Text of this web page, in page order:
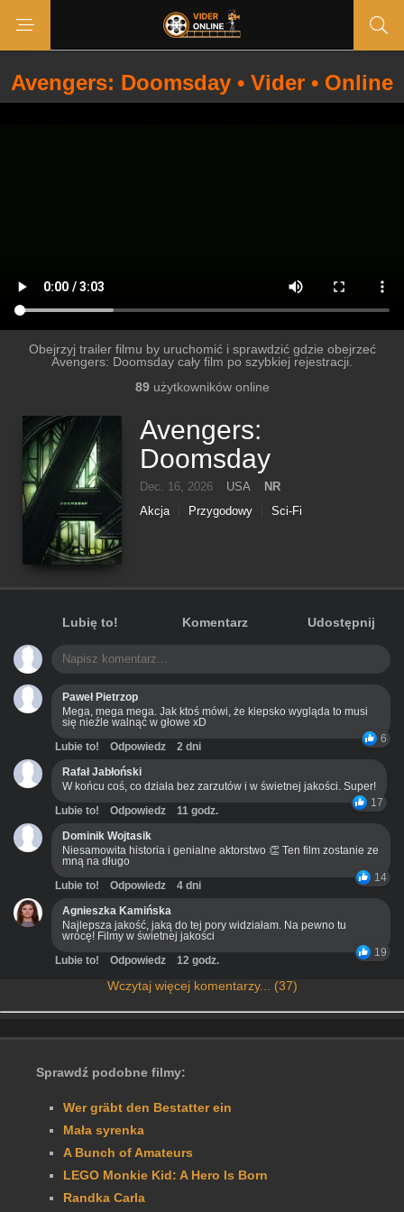
Avengers: Doomsday • Vider • Online
Obejrzyj trailer filmu by uruchomić i sprawdzić gdzie obejrzeć
Avengers: Doomsday cały film po szybkiej rejestracji.
89użytkowników online
Avengers:
Doomsday
Dec. 16, 2026 USA
NR
Akcja
Przygodowy Sci-Fi
Lubię to! Komentarz Udostępnij
Paweł Pietrzop
Mega, mega mega. Jak ktoś mówi, że kiepsko wygląda to musi
się nieźle walnąć w głowe xD
6
Lubie to! Odpowiedz
2 dni
Rafał Jabłoński
W końcu coś, co działa bez zarzutów i w świetnej jakości. Super!
17
Lubie to! Odpowiedz
11 godz.
Dominik Wojtasik
Niesamowita historia i genialne aktorstwo 👏 Ten film zostanie ze
mną na długo
14
Lubie to! Odpowiedz
4 dni
Agnieszka Kamińska
Najlepsza jakość, jaką do tej pory widziałam. Na pewno tu
wrócę! Filmy w świetnej jakości
19
Lubie to! Odpowiedz 12 godz.
Wczytaj więcej komentarzy... (37)
Sprawdź podobne filmy:
Wer gräbt den Bestatter ein
Mała syrenka
A Bunch of Amateurs
LEGO Monkie Kid: A Hero Is Born
Randka Carla